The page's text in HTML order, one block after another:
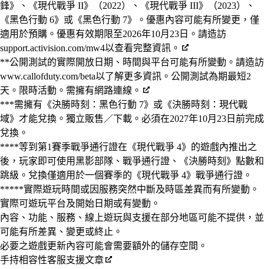
鋒》、《現代戰爭 II》（2022）、《現代戰爭 III》（2023）、
《黑色行動 6》或《黑色行動 7》。優惠內容可能有所變更，僅
適用於預購。優惠有效期限至2026年10月23日。請造訪
support.activision.com/mw4以查看完整資訊。
**公開測試的實際開放日期、時間與平台可能有所變動。請造訪
www.callofduty.com/beta以了解更多資訊。公開測試為期最短2
天。限時活動。需擁有網路連線。
***需擁有《決勝時刻：黑色行動 7》或《決勝時刻：現代戰
域》才能兌換。獨立販售／下載。必須在2027年10月23日前完成
兌換。
****等到第1賽季戰爭通行證在《現代戰爭 4》的遊戲內推出之
後，玩家即可使用黑影部隊、戰爭通行證、《決勝時刻》點數和
跳級。兌換僅適用於一個賽季的《現代戰爭 4》戰爭通行證。
*****實際遊玩時間或因服務突然中斷及時區差異而有所變動。
實際可遊玩平台及開始日期或有變動。
內容、功能、服務、線上遊玩與支援在部分地區可能不提供，並
可能有所差異、變更或終止。
必要之遊戲更新內容可能會需要額外的儲存空間。
手持相容性客服支援文章